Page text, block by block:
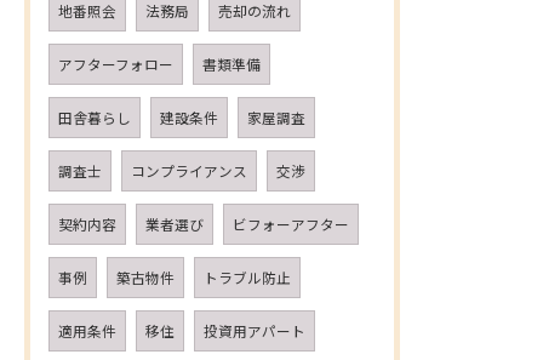
地番照会 法務局 売却の流れ
アフターフォロー 書類準備
田舎暮らし 建設条件 家屋調査
調査士 コンプライアンス 交渉
契約内容 業者選び ビフォーアフター
事例 築古物件 トラブル防止
適用条件 移住 投資用アパート